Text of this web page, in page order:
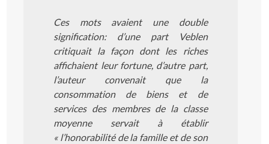
Ces mots avaient une double
signification: d’une part Veblen
critiquait la façon dont les riches
affichaient leur fortune, d’autre part,
l’auteur convenait que la
consommation de biens et de
services des membres de la classe
moyenne servait à établir
« l’honorabilité de la famille et de son